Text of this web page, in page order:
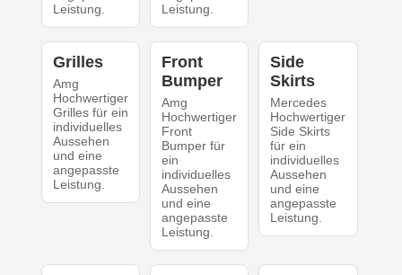
Leistung.
Leistung.
Grilles
Amg
Hochwertiger
Grilles für ein
individuelles
Aussehen
und eine
angepasste
Leistung.
Front
Bumper
Amg
Hochwertiger
Front
Bumper für
ein
individuelles
Aussehen
und eine
angepasste
Leistung.
Side
Skirts
Mercedes
Hochwertiger
Side Skirts
für ein
individuelles
Aussehen
und eine
angepasste
Leistung.